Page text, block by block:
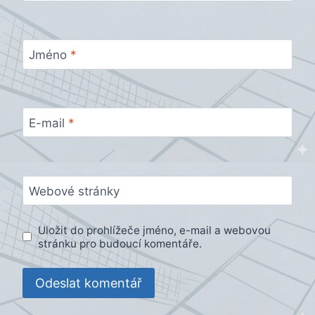
Jméno *
E-mail *
Webové stránky
Uložit do prohlížeče jméno, e-mail a webovou
stránku pro budoucí komentáře.